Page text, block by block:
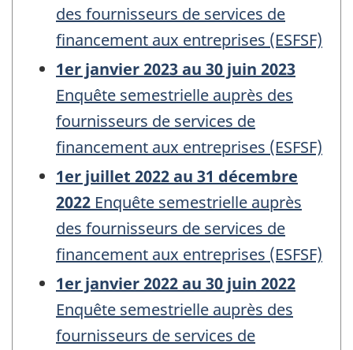
des fournisseurs de services de
financement aux entreprises (ESFSF)
1er janvier 2023 au 30 juin 2023
Enquête semestrielle auprès des
fournisseurs de services de
financement aux entreprises (ESFSF)
1er juillet 2022 au 31 décembre
2022 Enquête semestrielle auprès
des fournisseurs de services de
financement aux entreprises (ESFSF)
1er janvier 2022 au 30 juin 2022
Enquête semestrielle auprès des
fournisseurs de services de